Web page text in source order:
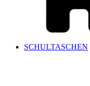
SCHULTASCHEN